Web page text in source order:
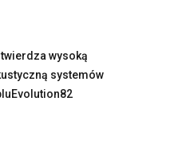
wysoką
systemów